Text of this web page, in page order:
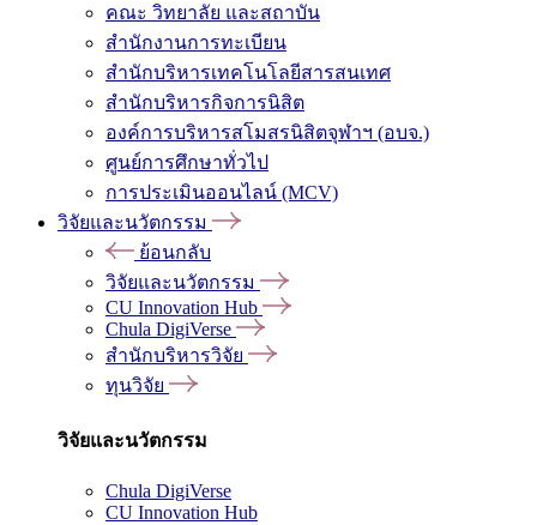
คณะ วิทยาลัย และสถาบัน
สำนักงานการทะเบียน
สำนักบริหารเทคโนโลยีสารสนเทศ
สำนักบริหารกิจการนิสิต
องค์การบริหารสโมสรนิสิตจุฬาฯ (อบจ.)
ศูนย์การศึกษาทั่วไป
การประเมินออนไลน์ (MCV)
วิจัยและนวัตกรรม
ย้อนกลับ
วิจัยและนวัตกรรม
CU Innovation Hub
Chula DigiVerse
สำนักบริหารวิจัย
ทุนวิจัย
วิจัยและนวัตกรรม
Chula DigiVerse
CU Innovation Hub